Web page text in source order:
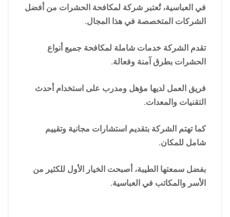
في العباسية، تُعتبر شركة لمكافحة الحشرات من أفضل
الشركات المتخصصة في هذا المجال.
تقدم الشركة خدمات شاملة لمكافحة جميع أنواع
الحشرات بطرق آمنة وفعالة.
فريق العمل لديها مؤهل ومدرب على استخدام أحدث
التقنيات والمعدات.
كما تهتم الشركة بتقديم استشارات مجانية وتقييم
شامل للمكان.
بفضل سمعتها الطيبة، أصبحت الخيار الأول للكثير من
الأسر والمكاتب في العباسية.